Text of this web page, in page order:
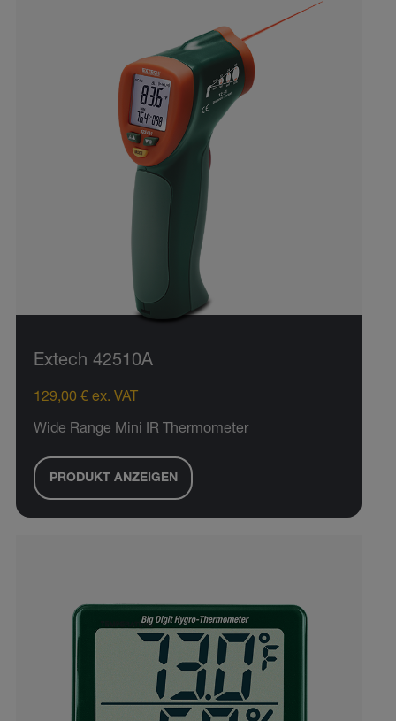
Extech 42510A
129,00 € ex. VAT
Wide Range Mini IR Thermometer
PRODUKT ANZEIGEN